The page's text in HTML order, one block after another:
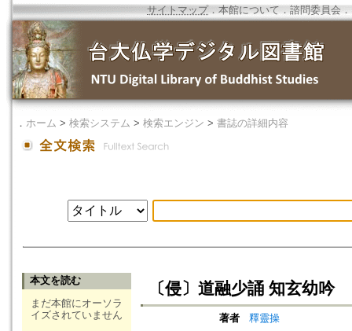
サイトマップ．本館について ． 諮問委員会 ．
． ホーム > 検索システム > 検索エンジン > 書誌の詳細内容
本文を読む
まだ本館にオーソラ
イズされていません
〔侵〕道融少誦 知玄幼吟
著者
釋靈操